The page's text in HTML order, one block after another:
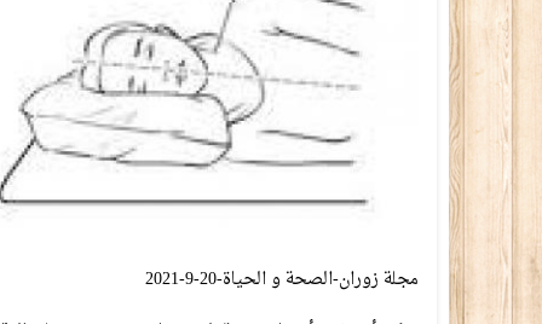
مجلة زوران-الصحة و الحياة-20-9-2021